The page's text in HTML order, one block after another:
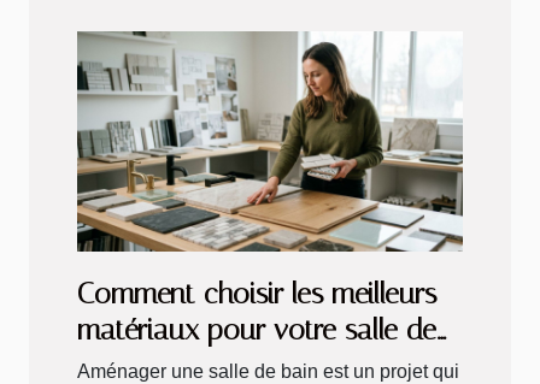
Comment choisir les meilleurs
matériaux pour votre salle de
bain ?
Aménager une salle de bain est un projet qui